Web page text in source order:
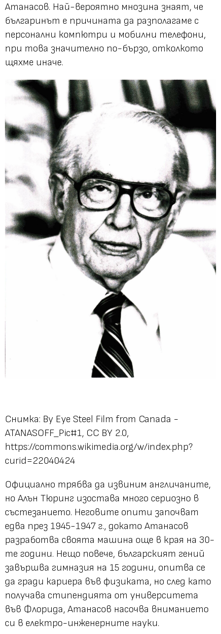
Атанасов. Най-вероятно мнозина знаят, че
българинът е причината да разполагаме с
персонални компютри и мобилни телефони,
при това значително по-бързо, отколкото
щяхме иначе.
Снимка: By Eye Steel Film from Canada -
ATANASOFF_Pic#1, CC BY 2.0,
https://commons.wikimedia.org/w/index.php?
curid=22040424
Официално трябва да извиним англичаните,
но Алън Тюринг изостава много сериозно в
състезанието. Неговите опити започват
едва през 1945-1947 г., докато Атанасов
разработва своята машина още в края на 30-
те години. Нещо повече, българският гений
завършва гимназия на 15 години, опитва се
да гради кариера във физиката, но след като
получава стипендията от университета
във Флорида, Атанасов насочва вниманието
си в електро-инженерните науки.